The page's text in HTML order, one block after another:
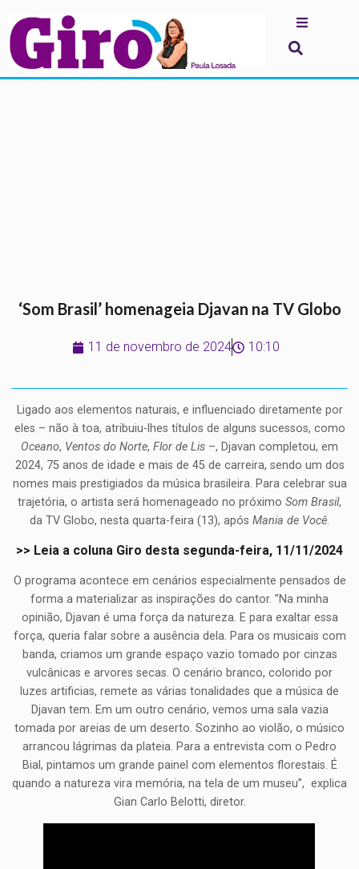
‘Som Brasil’ homenageia Djavan na TV Globo
11 de novembro de 2024 10:10
Ligado aos elementos naturais, e influenciado diretamente por
eles – não à toa, atribuiu-lhes títulos de alguns sucessos, como
Oceano, Ventos do Norte, Flor de Lis –, Djavan completou, em
2024, 75 anos de idade e mais de 45 de carreira, sendo um dos
nomes mais prestigiados da música brasileira. Para celebrar sua
trajetória, o artista será homenageado no próximo Som Brasil,
da TV Globo, nesta quarta-feira (13), após Mania de Você.
>> Leia a coluna Giro desta segunda-feira, 11/11/2024
O programa acontece em cenários especialmente pensados de
forma a materializar as inspirações do cantor. ”Na minha
opinião, Djavan é uma força da natureza. E para exaltar essa
força, queria falar sobre a ausência dela. Para os musicais com
banda, criamos um grande espaço vazio tomado por cinzas
vulcânicas e arvores secas. O cenário branco, colorido por
luzes artificias, remete as várias tonalidades que a música de
Djavan tem. Em um outro cenário, vemos uma sala vazia
tomada por areias de um deserto. Sozinho ao violão, o músico
arrancou lágrimas da plateia. Para a entrevista com o Pedro
Bial, pintamos um grande painel com elementos florestais. É
quando a natureza vira memória, na tela de um museu”, explica
Gian Carlo Belotti, diretor.